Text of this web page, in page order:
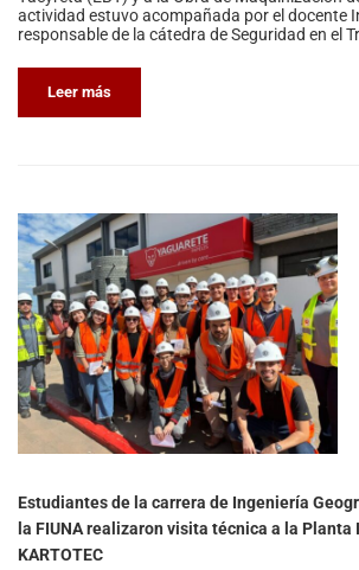
actividad estuvo acompañada por el docente
responsable de la cátedra de Seguridad en el
Leer más
Estudiantes de la carrera de Ingeniería
la FIUNA realizaron visita técnica a la Planta
KARTOTEC